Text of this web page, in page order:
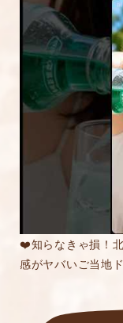
5段階評価を
★
★★
★★★
★★★★
内容をご確
タンから送
❤️知らなきゃ損！
感がヤバいご当地